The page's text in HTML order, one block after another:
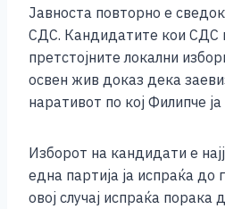
Јавноста повторно е
СДС. Кандидатите кои СДС
претстојните локални
освен жив доказ дека
наративот по кој Филипче
Изборот на кандидати е
една партија ја испраќа до
овој случај испраќа порака